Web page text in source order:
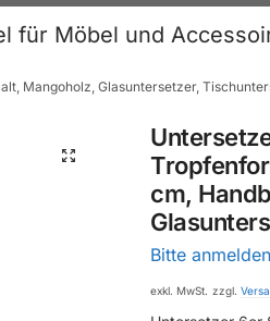
für Möbel und
Mangoholz, Glasuntersetzer,
🔍
cm,
Bitte
exkl. MwSt. zzgl.